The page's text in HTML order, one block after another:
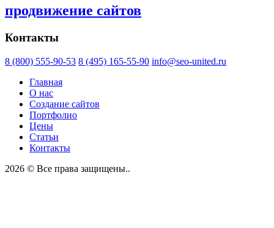
продвижение сайтов
Контакты
8 (800) 555-90-53 8 (495) 165-55-90 info@seo-united.ru
Главная
О нас
Создание сайтов
Портфолио
Цены
Статьи
Контакты
2026 © Все права защищены..